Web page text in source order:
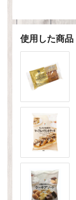
使用した商品